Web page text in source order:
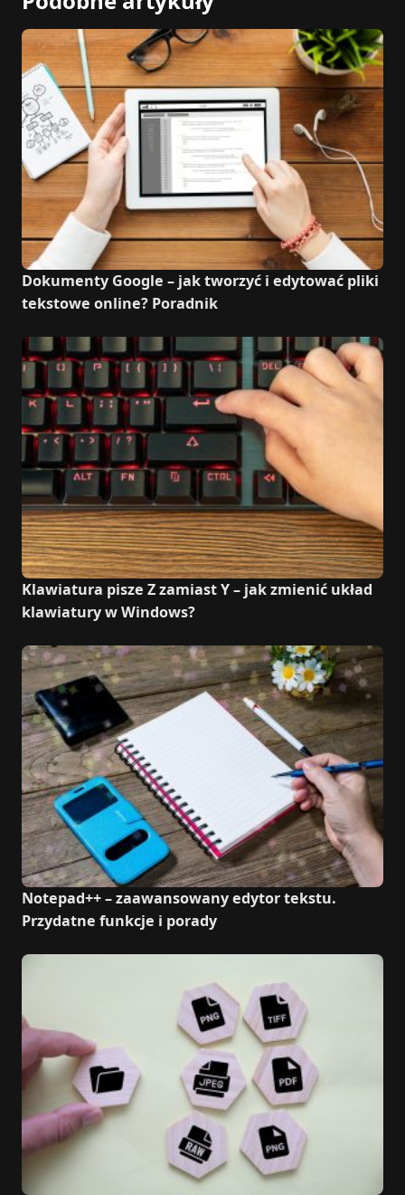
Dokumenty Google – jak tworzyć i edytować pliki
tekstowe online? Poradnik
Klawiatura pisze Z zamiast Y – jak zmienić układ
klawiatury w Windows?
Notepad++ – zaawansowany edytor tekstu.
Przydatne funkcje i porady